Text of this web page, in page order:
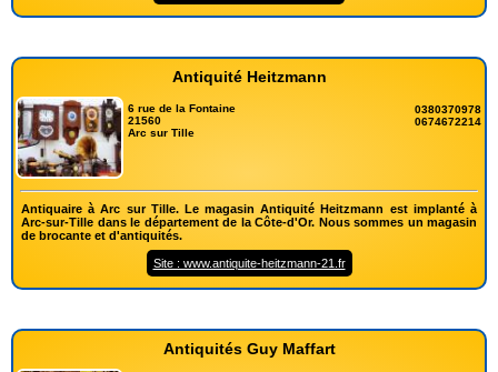
Antiquité Heitzmann
6 rue de la Fontaine
21560
Arc sur Tille
0380370978
0674672214
Antiquaire à Arc sur Tille. Le magasin Antiquité Heitzmann est implanté à
Arc-sur-Tille dans le département de la Côte-d'Or. Nous sommes un magasin
de brocante et d'antiquités.
Site : www.antiquite-heitzmann-21.fr
Antiquités Guy Maffart